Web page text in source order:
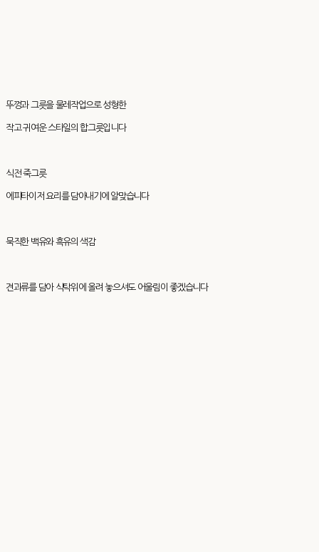
뚜껑과 그릇을 물레작업으로 성형한
작고 귀여운 스타일의 합그릇입니다
식전 죽그릇
에피타이저 요리를 담아내기에 알맞습니다
묵직한 백유와 흑유의 색감
견과류를 담아 식탁위에 올려 놓으셔도 어울림이 좋겠습니다